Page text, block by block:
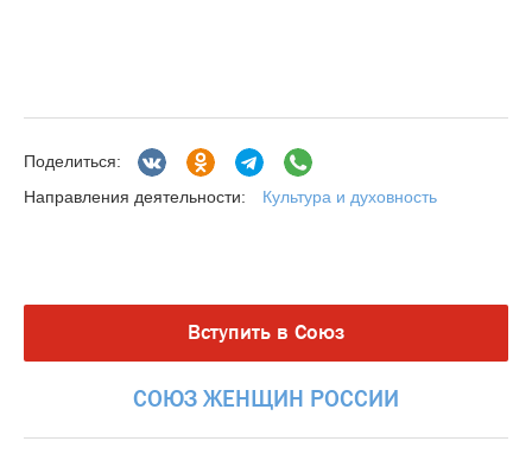
Поделиться:
Направления деятельности:
Культура и духовность
Вступить в Союз
СОЮЗ ЖЕНЩИН РОССИИ